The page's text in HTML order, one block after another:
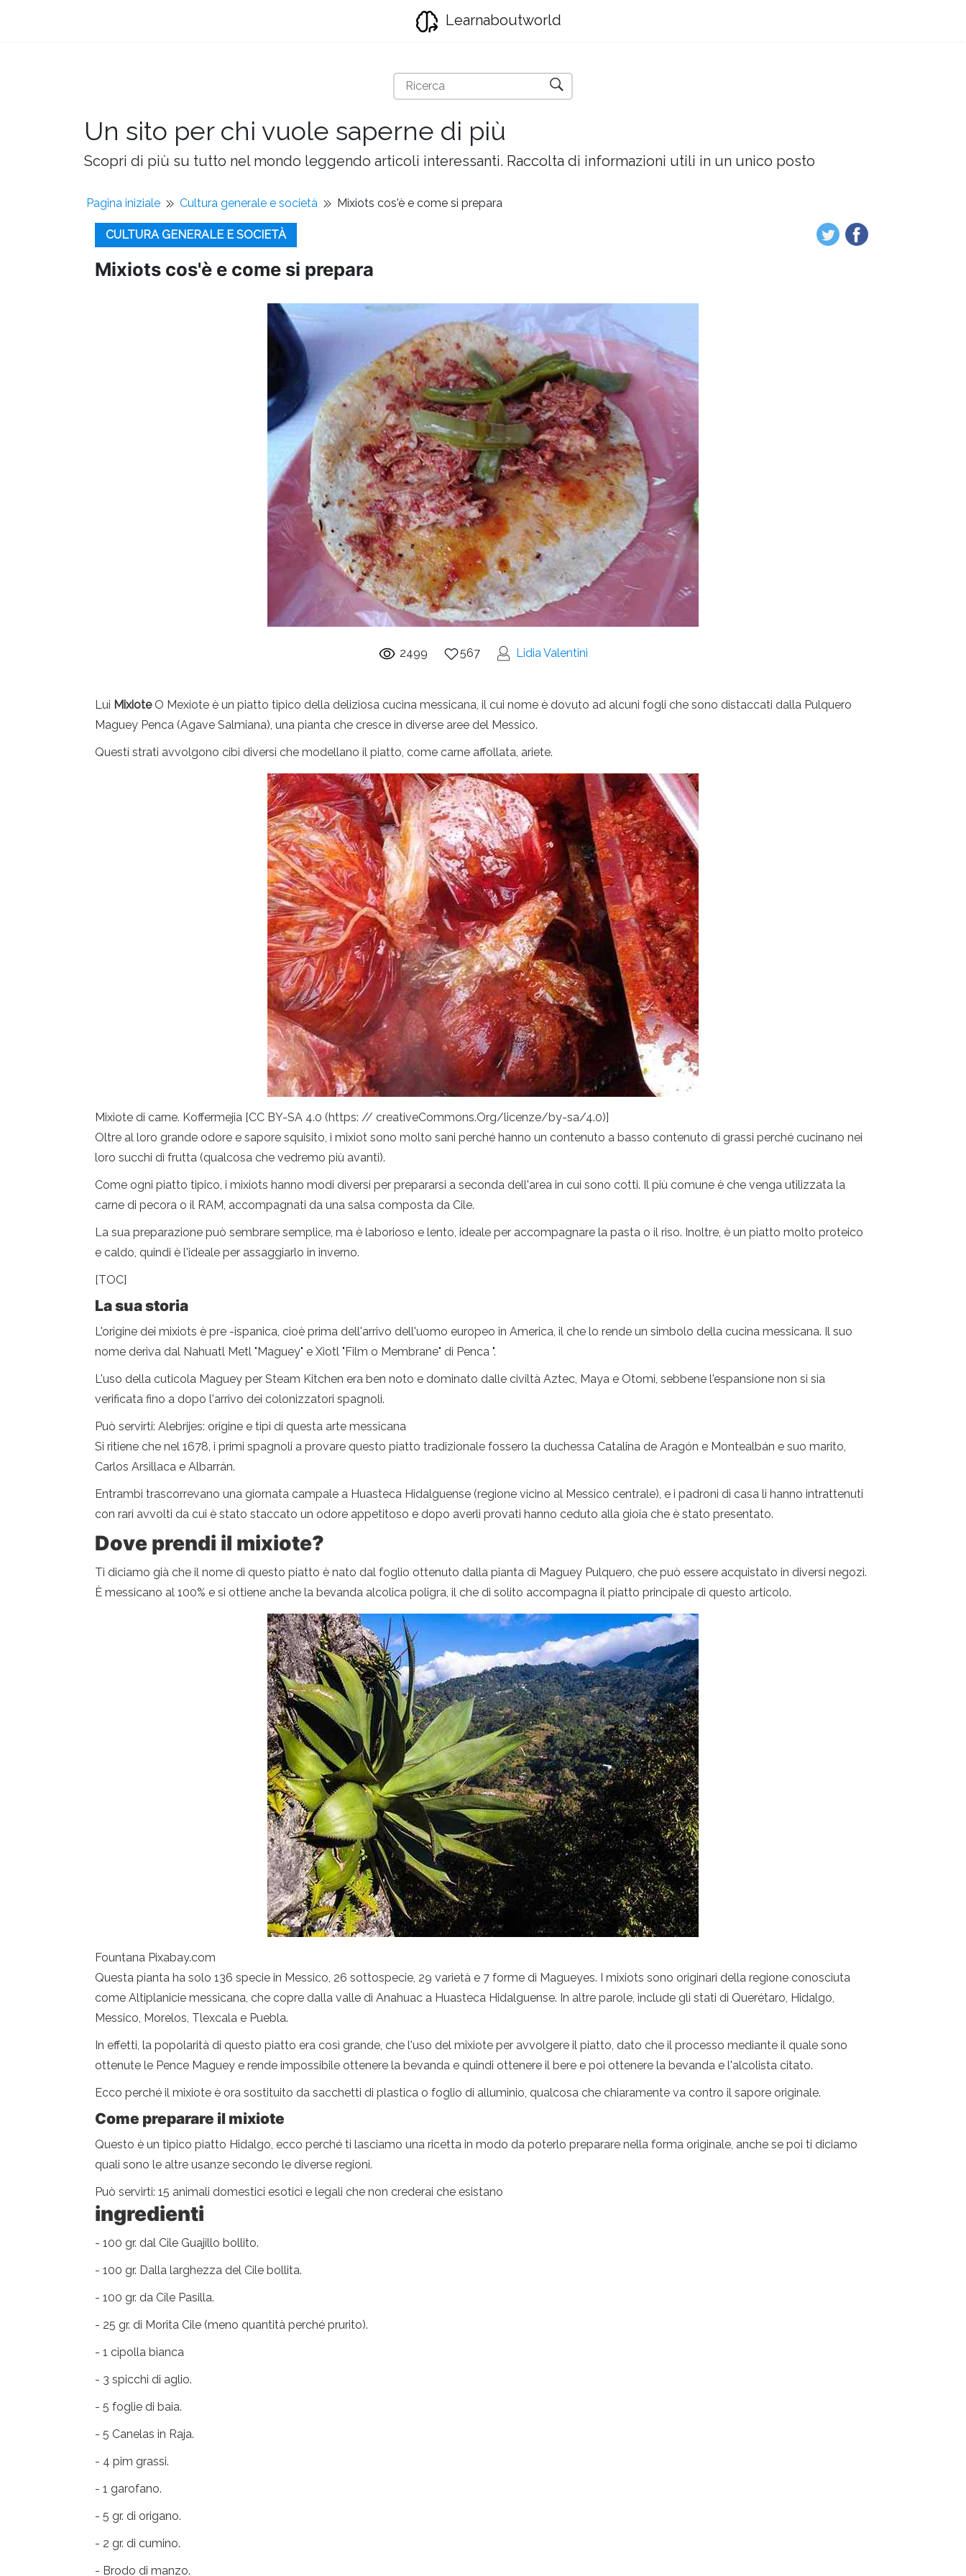
Learnaboutworld
Un sito per chi vuole saperne di più
Scopri di più su tutto nel mondo leggendo articoli interessanti. Raccolta di informazioni utili in un unico posto
Pagina iniziale Cultura generale e società Mixiots cos'è e come si prepara
CULTURA GENERALE E SOCIETÀ
Mixiots cos'è e come si prepara
2499 567 Lidia Valentini
Lui MixioteO Mexiote è un piatto tipico della deliziosa cucina messicana, il cui nome è dovuto ad alcuni fogli che sono distaccati dalla Pulquero
Maguey Penca (Agave Salmiana), una pianta che cresce in diverse aree del Messico.
Questi strati avvolgono cibi diversi che modellano il piatto, come carne affollata, ariete.
Mixiote di carne. Koffermejia [CC BY-SA 4.0 (https: // creativeCommons.Org/licenze/by-sa/4.0)]
Oltre al loro grande odore e sapore squisito, i mixiot sono molto sani perché hanno un contenuto a basso contenuto di grassi perché cucinano nei
loro succhi di frutta (qualcosa che vedremo più avanti).
Come ogni piatto tipico, i mixiots hanno modi diversi per prepararsi a seconda dell'area in cui sono cotti. Il più comune è che venga utilizzata la
carne di pecora o il RAM, accompagnati da una salsa composta da Cile.
La sua preparazione può sembrare semplice, ma è laborioso e lento, ideale per accompagnare la pasta o il riso. Inoltre, è un piatto molto proteico
e caldo, quindi è l'ideale per assaggiarlo in inverno.
[TOC]
La sua storia
L'origine dei mixiots è pre -ispanica, cioè prima dell'arrivo dell'uomo europeo in America, il che lo rende un simbolo della cucina messicana. Il suo
nome deriva dal Nahuatl Metl "Maguey" e Xiotl "Film o Membrane" di Penca ".
L'uso della cuticola Maguey per Steam Kitchen era ben noto e dominato dalle civiltà Aztec, Maya e Otomi, sebbene l'espansione non si sia
verificata fino a dopo l'arrivo dei colonizzatori spagnoli.
Può servirti: Alebrijes: origine e tipi di questa arte messicana
Si ritiene che nel 1678, i primi spagnoli a provare questo piatto tradizionale fossero la duchessa Catalina de Aragón e Montealbán e suo marito,
Carlos Arsillaca e Albarrán.
Entrambi trascorrevano una giornata campale a Huasteca Hidalguense (regione vicino al Messico centrale), e i padroni di casa li hanno intrattenuti
con rari avvolti da cui è stato staccato un odore appetitoso e dopo averli provati hanno ceduto alla gioia che è stato presentato.
Dove prendi il mixiote?
Ti diciamo già che il nome di questo piatto è nato dal foglio ottenuto dalla pianta di Maguey Pulquero, che può essere acquistato in diversi negozi.
È messicano al 100% e si ottiene anche la bevanda alcolica poligra, il che di solito accompagna il piatto principale di questo articolo.
Fountana Pixabay.com
Questa pianta ha solo 136 specie in Messico, 26 sottospecie, 29 varietà e 7 forme di Magueyes. I mixiots sono originari della regione conosciuta
come Altiplanicie messicana, che copre dalla valle di Anahuac a Huasteca Hidalguense. In altre parole, include gli stati di Querétaro, Hidalgo,
Messico, Morelos, Tlexcala e Puebla.
In effetti, la popolarità di questo piatto era così grande, che l'uso del mixiote per avvolgere il piatto, dato che il processo mediante il quale sono
ottenute le Pence Maguey e rende impossibile ottenere la bevanda e quindi ottenere il bere e poi ottenere la bevanda e l'alcolista citato.
Ecco perché il mixiote è ora sostituito da sacchetti di plastica o foglio di alluminio, qualcosa che chiaramente va contro il sapore originale.
Come preparare il mixiote
Questo è un tipico piatto Hidalgo, ecco perché ti lasciamo una ricetta in modo da poterlo preparare nella forma originale, anche se poi ti diciamo
quali sono le altre usanze secondo le diverse regioni.
Può servirti: 15 animali domestici esotici e legali che non crederai che esistano
ingredienti
- 100 gr. dal Cile Guajillo bollito.
- 100 gr. Dalla larghezza del Cile bollita.
- 100 gr. da Cile Pasilla.
- 25 gr. di Morita Cile (meno quantità perché prurito).
- 1 cipolla bianca
- 3 spicchi di aglio.
- 5 foglie di baia.
- 5 Canelas in Raja.
- 4 pim grassi.
- 1 garofano.
- 5 gr. di origano.
- 2 gr. di cumino.
- Brodo di manzo.